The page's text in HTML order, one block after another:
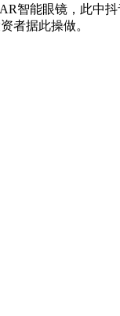
智能眼镜，此中
者据此操做。